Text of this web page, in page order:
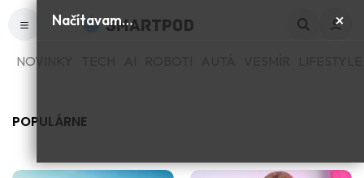
Načítavam… ×
NOVINKY
POPULÁRNE